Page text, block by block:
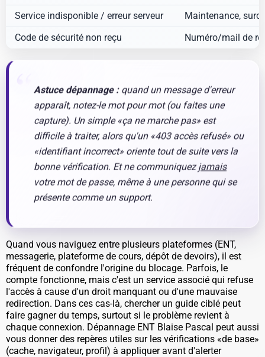
Service indisponible / erreur serveur
Maintenance,
Code de sécurité non reçu
Numéro/mail de
Astuce dépannage :quand un message d'erreur
apparaît, notez-le mot pour mot (ou faites une
capture). Un simple «ça ne marche pas» est
difficile à traiter, alors qu'un «403 accès refusé» ou
«identifiant incorrect» oriente tout de suite vers la
bonne vérification. Et ne communiquez jamais
votre mot de passe, même à une personne qui se
présente comme un support.
Quand vous naviguez entre plusieurs plateformes (ENT,
messagerie, plateforme de cours, dépôt de devoirs), il est
fréquent de confondre l'origine du blocage. Parfois, le
compte fonctionne, mais c'est un service associé qui refuse
l'accès à cause d'un droit manquant ou d'une mauvaise
redirection. Dans ces cas-là, chercher un guide ciblé peut
faire gagner du temps, surtout si le problème revient à
chaque connexion. Dépannage ENT Blaise Pascal peut aussi
vous donner des repères utiles sur les vérifications «de base»
(cache, navigateur, profil) à appliquer avant d'alerter